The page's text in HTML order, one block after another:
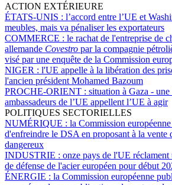
ACTION EXTÉRIEURE
ÉTATS-UNIS : l’accord entre l’UE et
meubles, mais va pénaliser les exportateurs
COMMERCE : le rachat de l'entreprise de
allemande Covestro par la compagnie
visé par une enquête de la Commission
NIGER : l'UE appelle à la libération des
l'ancien président Mohamed Bazoum
PROCHE-ORIENT : situation à Gaza - une
ambassadeurs de l’UE appellent l’UE à agir
POLITIQUES SECTORIELLES
NUMÉRIQUE : la Commission européenne
d'enfreindre le DSA en proposant à la vente
dangereux
INDUSTRIE : onze pays de l'UE réclament
de défense de l'acier européen pour début
ÉNERGIE : la Commission européenne